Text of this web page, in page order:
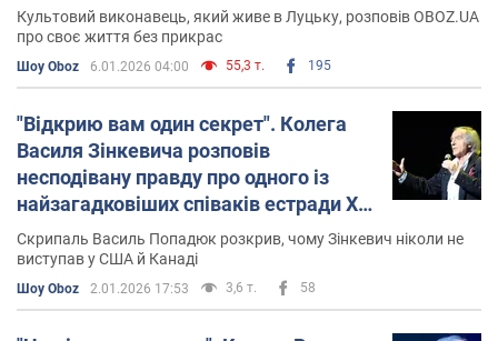
Культовий виконавець, який живе в Луцьку, розповів OBOZ.UA
про своє життя без прикрас
Шоу Oboz 6.01.2026 04:00 55,3 т. 195
"Відкрию вам один секрет". Колега
Василя Зінкевича розповів
несподівану правду про одного із
найзагадковіших співаків естради ХХ
століття
Скрипаль Василь Попадюк розкрив, чому Зінкевич ніколи не
виступав у США й Канаді
Шоу Oboz 2.01.2026 17:53 3,6 т. 58